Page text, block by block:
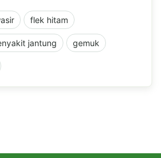
flek hitam
jantung gemuk